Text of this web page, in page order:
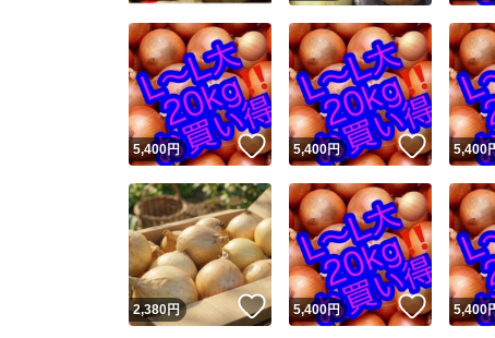
スピード
※このバッ
スピ
スピ
安心
5,400円 いいね！
5,400円 いいね
5,400
2,380円 いいね！
5,400円 いいね
5,400